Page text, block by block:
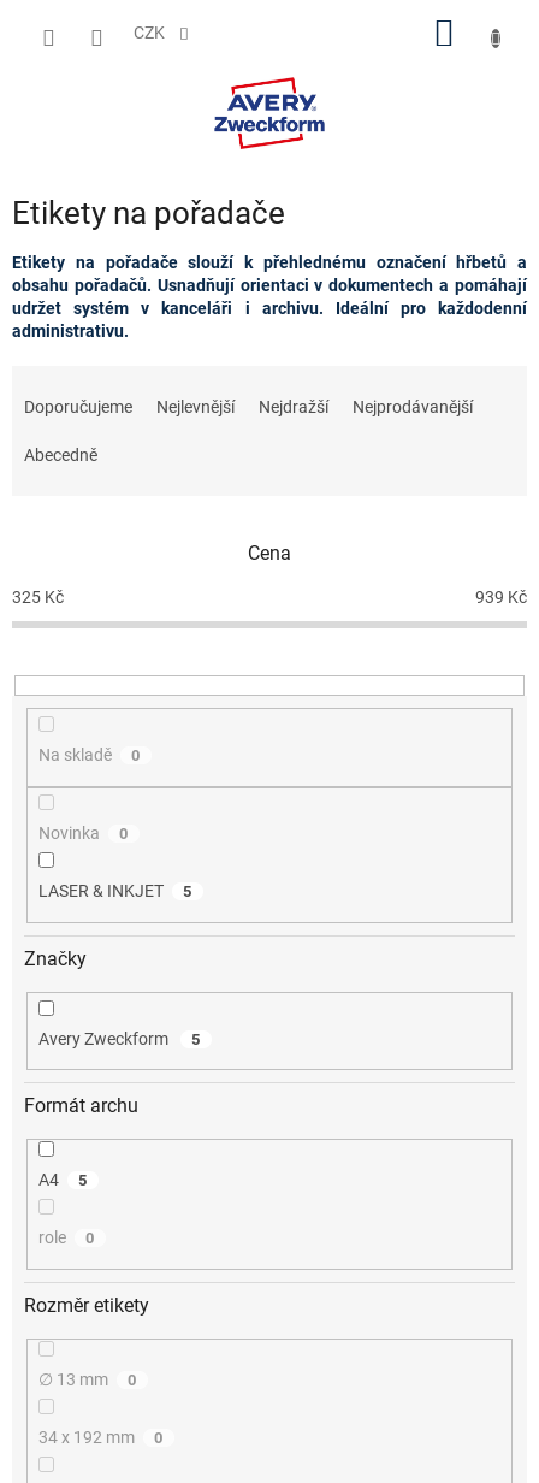
CZK
Etikety na pořadače
Etikety na pořadače slouží k přehlednému označení hřbetů a
obsahu pořadačů. Usnadňují orientaci v dokumentech a pomáhají
udržet systém v kanceláři i archivu. Ideální pro každodenní
administrativu.
o
d
k
t
Doporučujeme Nejlevnější Nejdražší Nejprodávanější
Abecedně
Cena
325 Kč 939 Kč
Na skladě 0
Novinka 0
LASER & INKJET 5
Značky
Avery Zweckform 5
Formát archu
A4 5
role 0
Rozměr etikety
∅ 13 mm 0
34 x 192 mm 0